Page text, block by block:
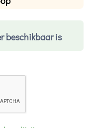
beschikbaar is